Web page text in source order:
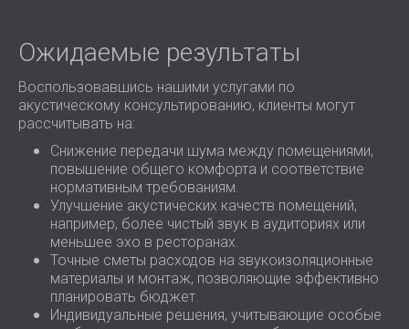
Ожидаемые результаты
Воспользовавшись нашими услугами по
акустическому консультированию, клиенты могут
рассчитывать на:
Снижение передачи шума между помещениями,
повышение общего комфорта и соответствие
нормативным требованиям.
Улучшение акустических качеств помещений,
например, более чистый звук в аудиториях или
меньшее эхо в ресторанах.
Точные сметы расходов на звукоизоляционные
материалы и монтаж, позволяющие эффективно
планировать бюджет.
Индивидуальные решения, учитывающие особые